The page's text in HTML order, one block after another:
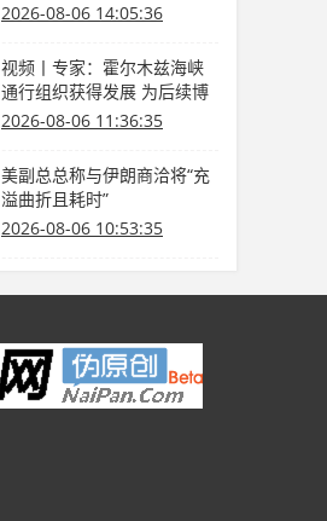
2026-08-06 14:05:36
视频丨专家：霍尔木兹海峡
通行组织获得发展 为后续博
弈供给缓冲期
2026-08-06 11:36:35
美副总总称与伊朗商洽将“充
溢曲折且耗时”
2026-08-06 10:53:35